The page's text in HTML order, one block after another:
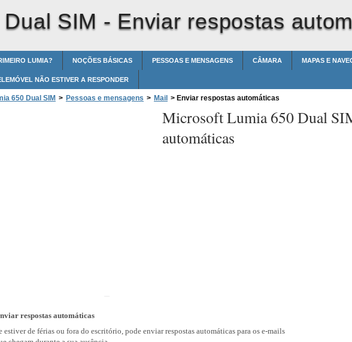
SIM - Enviar respostas
LUMIA? NOÇÕES BÁSICAS PESSOAS E MENSAGENS CÂMARA MAPAS E
NÃO ESTIVER A RESPONDER
650 Dual SIM > Pessoas e mensagens > Mail > Enviar respostas automáticas
Microsoft Lumia 650 Dual
automáticas
respostas automáticas
estiver de férias ou fora do escritório, pode enviar respostas automáticas para os e-mails